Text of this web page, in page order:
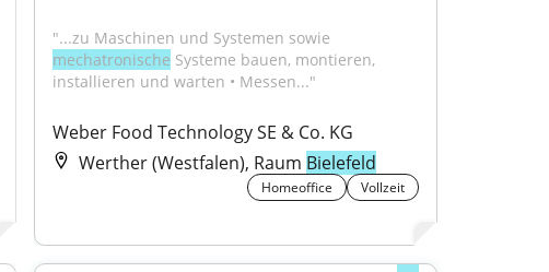
mechatronische Systeme bauen, montieren,
installieren und warten • Messen..."
Weber Food Technology SE & Co. KG
Werther (Westfalen), Raum Bielefeld
Homeoffice Vollzeit